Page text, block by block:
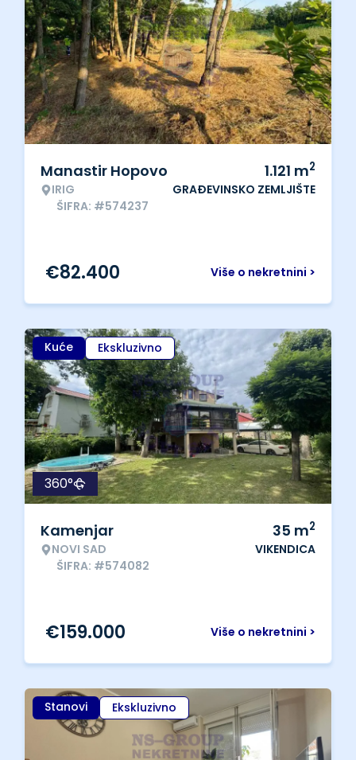
Manastir Hopovo
IRIG
ŠIFRA: #574237
1.121 m2
GRAĐEVINSKO ZEMLJIŠTE
Više o nekretnini >
€82.400
Kuće Ekskluzivno
360°
Kamenjar
NOVI SAD
ŠIFRA: #574082
35 m2
VIKENDICA
Više o nekretnini >
€159.000
Stanovi Ekskluzivno